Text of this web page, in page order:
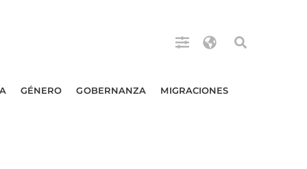
GÉNERO GOBERNANZA MIGRACIONES